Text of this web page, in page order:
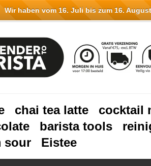
chai tea latte
cocktail
barista tools
sour
Eistee
Wir haben vom 16. Juli bis zum 16.